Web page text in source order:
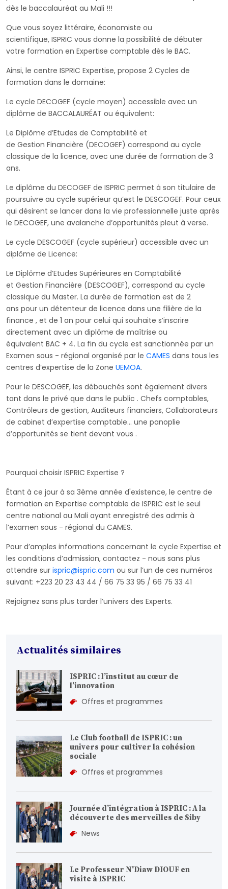
dès le baccalauréat au Mali !!!
Que vous soyez littéraire, économiste ou
scientifique, ISPRIC vous donne la possibilité de débuter
votre formation en Expertise comptable dès le BAC.
Ainsi, le centre ISPRIC Expertise, propose 2 Cycles de
formation dans le domaine:
Le cycle DECOGEF (cycle moyen) accessible avec un
diplôme de BACCALAURÉAT ou équivalent:
Le Diplôme d’Etudes de Comptabilité et
de Gestion Financière (DECOGEF) correspond au cycle
classique de la licence, avec une durée de formation de 3
ans.
Le diplôme du DECOGEF de ISPRIC permet à son titulaire de
poursuivre au cycle supérieur qu’est le DESCOGEF. Pour ceux
qui désirent se lancer dans la vie professionnelle juste après
le DECOGEF, une avalanche d’opportunités pleut à verse.
Le cycle DESCOGEF (cycle supérieur) accessible avec un
diplôme de Licence:
Le Diplôme d’Etudes Supérieures en Comptabilité
et Gestion Financière (DESCOGEF), correspond au cycle
classique du Master. La durée de formation est de 2
ans pour un détenteur de licence dans une filière de la
finance , et de 1 an pour celui qui souhaite s’inscrire
directement avec un diplôme de maîtrise ou
équivalent BAC + 4. La fin du cycle est sanctionnée par un
Examen sous - régional organisé par le CAMES dans tous les
centres d’expertise de la Zone UEMOA.
Pour le DESCOGEF, les débouchés sont également divers
tant dans le privé que dans le public . Chefs comptables,
Contrôleurs de gestion, Auditeurs financiers, Collaborateurs
de cabinet d’expertise comptable… une panoplie
d’opportunités se tient devant vous .
Pourquoi choisir ISPRIC Expertise ?
Étant à ce jour à sa 3ème année d'existence, le centre de
formation en Expertise comptable de ISPRIC est le seul
centre national au Mali ayant enregistré des admis à
l’examen sous - régional du CAMES.
Pour d’amples informations concernant le cycle Expertise et
les conditions d’admission, contactez - nous sans plus
attendre sur ispric@ispric.com ou sur l’un de ces numéros
suivant: +223 20 23 43 44 / 66 75 33 95 / 66 75 33 41
Rejoignez sans plus tarder l’univers des Experts.
Actualités similaires
ISPRIC : l’institut au cœur de
l’innovation
Offres et programmes
Le Club football de ISPRIC : un
univers pour cultiver la cohésion
sociale
Offres et programmes
Journée d’intégration à ISPRIC : A la
découverte des merveilles de Siby
News
Le Professeur N'Diaw DIOUF en
visite à ISPRIC